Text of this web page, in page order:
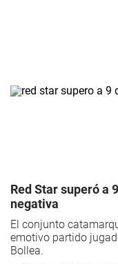
Red Star superó a
negativa
El conjunto
emotivo partido
Bollea.